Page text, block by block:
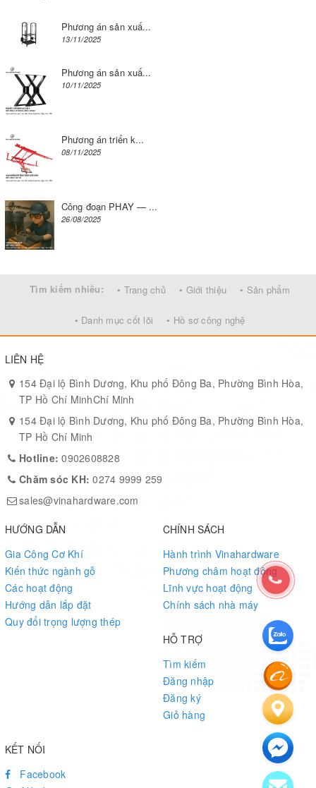
Phương án sản xuấ...
13/11/2025
Phương án sản xuấ...
10/11/2025
Phương án triển k...
08/11/2025
Công đoạn PHAY — ...
26/08/2025
Tìm kiếm nhiều: • Trang chủ • Giới thiệu • Sản phẩm
• Danh mục cốt lõi • Hồ sơ công nghệ
LIÊN HỆ
154 Đại lộ Bình Dương, Khu phố Đông Ba, Phường Bình Hòa,
TP Hồ Chí MinhChí Minh
154 Đại lộ Bình Dương, Khu phố Đông Ba, Phường Bình Hòa,
TP Hồ Chí Minh
Hotline:0902608828
Chăm sóc KH:0274 9999 259
sales@vinahardware.com
HƯỚNG DẪN
Gia Công Cơ Khí
Kiến thức ngành gỗ
Các hoạt động
Hướng dẫn lắp đặt
Quy đổi trọng lượng thép
CHÍNH SÁCH
Hành trình Vinahardware
Phương châm hoạt động
Lĩnh vực hoạt động
Chính sách nhà máy
HỖ TRỢ
Tìm kiếm
Đăng nhập
Đăng ký
Giỏ hàng
KẾT NỐI
Facebook